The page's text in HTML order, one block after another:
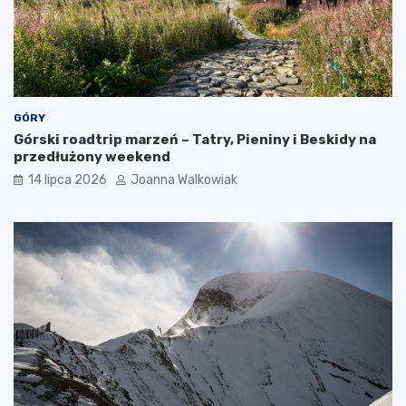
GÓRY
Górski roadtrip marzeń – Tatry, Pieniny i Beskidy na
przedłużony weekend
14 lipca 2026 Joanna Walkowiak